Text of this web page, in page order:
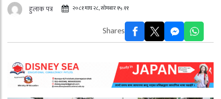
हुलाक पत्र २०८१ माघ २८, सोमबार १५:११
Shares